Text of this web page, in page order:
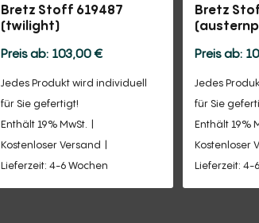
Bretz Stoff 619487
(twilight)
103,00€
Jedes Produkt wird individuell
für Sie gefertigt!
Enthält 19% MwSt.
Kostenloser Versand
Lieferzeit: 4-6 Wochen
Bretz
Jedes
für Sie
Enthält 19%
Kostenloser
Lieferzeit: 4-